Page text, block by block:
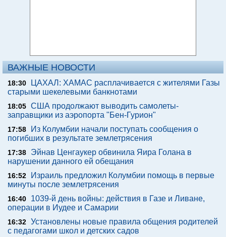
ВАЖНЫЕ НОВОСТИ
18:30
ЦАХАЛ: ХАМАС расплачивается с жителями Газы
старыми шекелевыми банкнотами
18:05 США продолжают выводить самолеты-
заправщики из аэропорта "Бен-Гурион"
17:58
Из Колумбии начали поступать сообщения о
погибших в результате землетрясения
17:38
Эйнав Ценгаукер обвинила Яира Голана в
нарушении данного ей обещания
16:52
Израиль предложил Колумбии помощь в первые
минуты после землетрясения
16:40
1039-й день войны: действия в Газе и Ливане,
операции в Иудее и Самарии
16:32 Установлены новые правила общения родителей
с педагогами школ и детских садов